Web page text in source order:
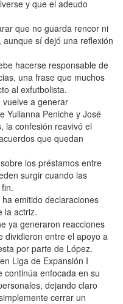
y que el adeudo
que no guarda rencor ni
aunque sí dejó una reflexión
hacerse responsable de
una frase que muchos
al exfutbolista.
vuelve a generar
Yulianna Peniche y José
la confesión reavivó el
que quedan
los préstamos entre
surgir cuando las
emitido declaraciones
la actriz.
ya generaron reacciones
dividieron entre el apoyo a
por parte de López.
Liga de Expansión I
continúa enfocada en su
dejando claro
cerrar un